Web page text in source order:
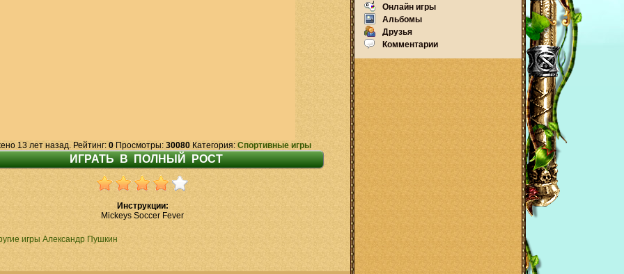
13 лет назад. Рейтинг: 0 Просмотры: 30080 Категория: Спортивные игры
Инструкции:
Mickeys Soccer Fever
игры Александр Пушкин
Онлайн игры
Альбомы
Друзья
Комментарии